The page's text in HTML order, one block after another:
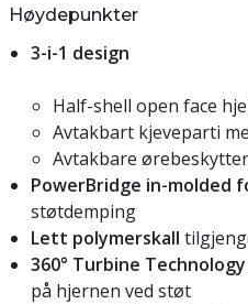
Høydepunkter
3-i-1 design
Half-shell open face
Avtakbart kjeveparti
Avtakbare
PowerBridge in-molded
støtdemping
Lett polymerskall
360° Turbine Technology
på hjernen ved støt